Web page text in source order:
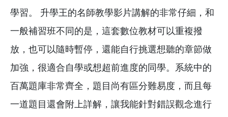
學習。 升學王的名師教學影片講解的非常仔細，和
一般補習班不同的是，這套數位教材可以重複撥
放，也可以隨時暫停，還能自行挑選想聽的章節做
加強，很適合自學或想超前進度的同學。系統中的
百萬題庫非常齊全，題目尚有區分難易度，而且每
一道題目還會附上詳解，讓我能針對錯誤觀念進行